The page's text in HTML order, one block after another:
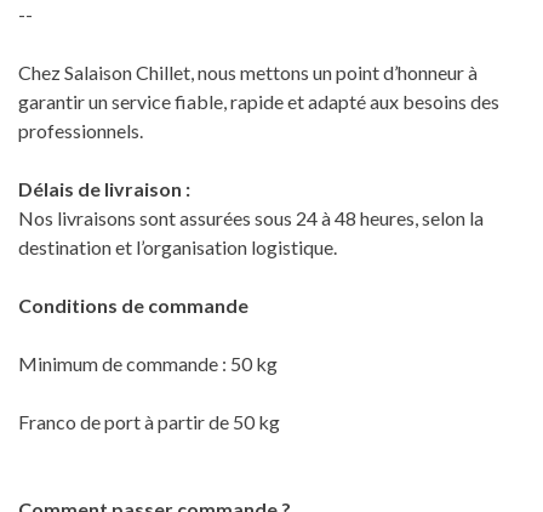
--
Chez Salaison Chillet, nous mettons un point d’honneur à
garantir un service fiable, rapide et adapté aux besoins des
professionnels.
Délais de livraison :
Nos livraisons sont assurées sous 24 à 48 heures, selon la
destination et l’organisation logistique.
Conditions de commande
Minimum de commande : 50 kg
Franco de port à partir de 50 kg